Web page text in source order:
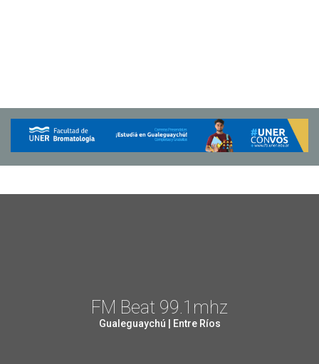
FM Beat 99.1mhz
Gualeguaychú | Entre Ríos